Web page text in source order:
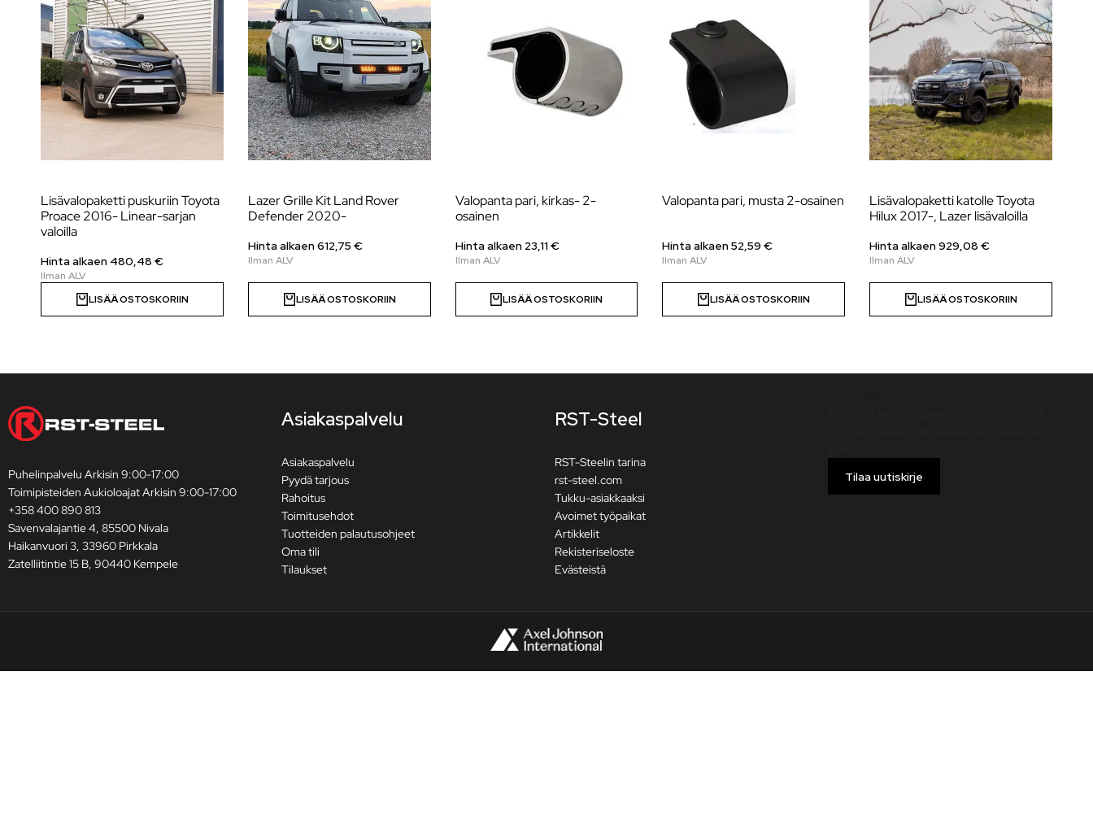
Lisävalopaketti puskuriin Toyota
Proace 2016- Linear-sarjan
valoilla
Hinta alkaen 480,48 €
LISÄÄ OSTOSKORIIN
Lazer Grille Kit Land Rover
Defender 2020-
Hinta alkaen612,75 €
LISÄÄ OSTOSKORIIN
Valopanta pari, kirkas- 2-
osainen
Hinta alkaen 23,11€
LISÄÄ OSTOSKORIIN
Valopanta pari, musta 2-osainen
Hinta alkaen 52,59 €
LISÄÄ OSTOSKORIIN
Lisävalopaketti katolle Toyota
Hilux 2017-, Lazer lisävaloilla
Hinta alkaen929,08€
LISÄÄ OSTOSKORIIN
Puhelinpalvelu Arkisin 9:00-17:00
Toimipisteiden Aukioloajat Arkisin 9:00-17:00
+358 400 890 813
Savenvalajantie 4, 85500 Nivala
Haikanvuori 3, 33960 Pirkkala
Zatelliitintie 15 B, 90440 Kempele
Asiakaspalvelu
Asiakaspalvelu
Pyydä tarjous
Rahoitus
Toimitusehdot
Tuotteiden palautusohjeet
Oma tili
Tilaukset
RST-Steel
RST-Steelin tarina
rst-steel.com
Tukku-asiakkaaksi
Avoimet työpaikat
Artikkelit
Rekisteriseloste
Evästeistä
Tilaa uutiskirje